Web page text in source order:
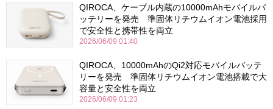
QIROCA、ケーブル内蔵の10000mAhモバイルバ
ッテリーを発売 準固体リチウムイオン電池採用
で安全性と携帯性を両立
2026/06/09 01:40
QIROCA、10000mAhのQi2対応モバイルバッテ
リーを発売 準固体リチウムイオン電池搭載で大
容量と安全性を両立
2026/06/09 01:23